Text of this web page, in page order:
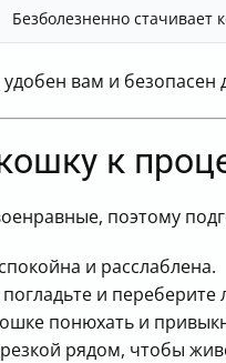
Безболезненно стачивает
вам и безопасен
к
поэтому
и расслаблена.
и
понюхать и
рядом, чтобы